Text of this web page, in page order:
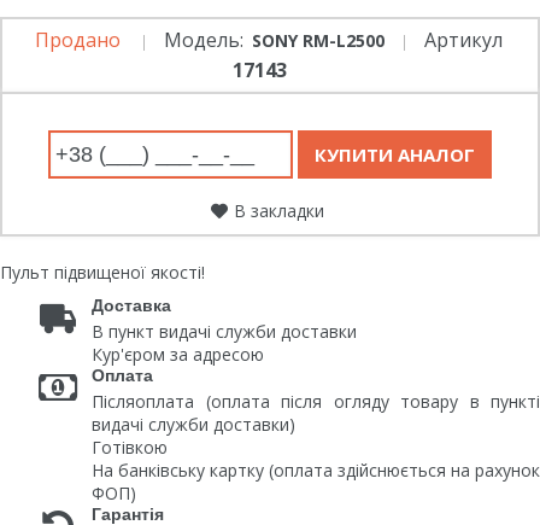
Продано Модель: SONY RM-L2500
Артикул
17143
В закладки
Пульт підвищеної якості!
Доставка
В пункт видачі служби доставки
Кур'єром за адресою
Оплата
Післяоплата (оплата після огляду товару в пункті
видачі служби доставки)
Готівкою
На банківську картку (оплата здійснюється на рахунок
ФОП)
Гарантія